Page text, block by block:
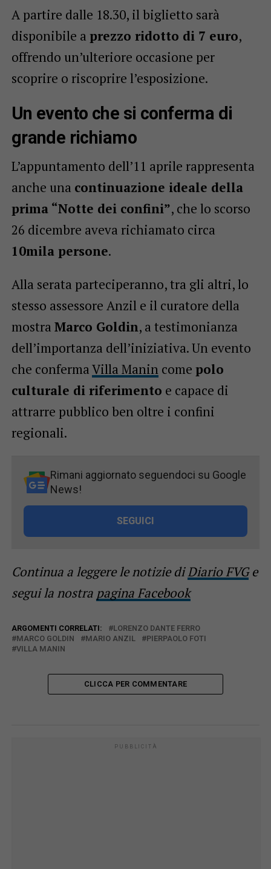
A partire dalle 18.30, il biglietto sarà
disponibile a prezzo ridotto di 7 euro,
offrendo un’ulteriore occasione per
scoprire o riscoprire l’esposizione.
Un evento che si conferma di
grande richiamo
L’appuntamento dell’11 aprile rappresenta
anche una continuazione ideale della
prima “Notte dei confini”, che lo scorso
26 dicembre aveva richiamato circa
10mila persone.
Alla serata parteciperanno, tra gli altri, lo
stesso assessore Anzil e il curatore della
mostra Marco Goldin, a testimonianza
dell’importanza dell’iniziativa. Un evento
che confermaVilla Manincome polo
culturale di riferimento e capace di
attrarre pubblico ben oltre i confini
regionali.
Rimani aggiornato seguendoci su Google
News!
SEGUICI
Continua a leggere le notizie diDiario FVGe
segui la nostra pagina Facebook
ARGOMENTI CORRELATI:
LORENZO DANTE FERRO
MARCO GOLDIN
MARIO ANZIL
PIERPAOLO FOTI
VILLA MANIN
CLICCA PER COMMENTARE
PUBBLICITÀ